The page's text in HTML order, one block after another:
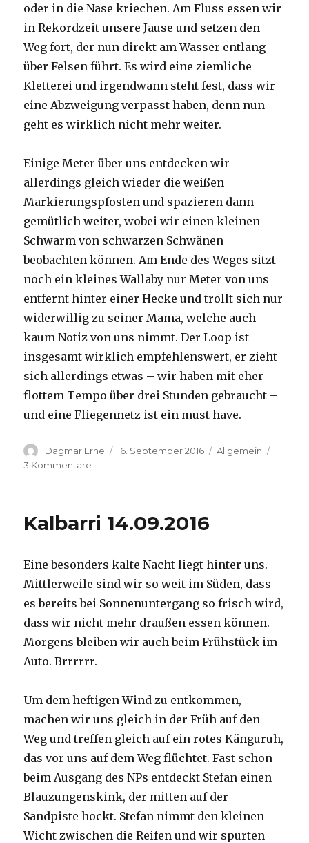
oder in die Nase kriechen. Am Fluss essen wir
in Rekordzeit unsere Jause und setzen den
Weg fort, der nun direkt am Wasser entlang
über Felsen führt. Es wird eine ziemliche
Kletterei und irgendwann steht fest, dass wir
eine Abzweigung verpasst haben, denn nun
geht es wirklich nicht mehr weiter.
Einige Meter über uns entdecken wir
allerdings gleich wieder die weißen
Markierungspfosten und spazieren dann
gemütlich weiter, wobei wir einen kleinen
Schwarm von schwarzen Schwänen
beobachten können. Am Ende des Weges sitzt
noch ein kleines Wallaby nur Meter von uns
entfernt hinter einer Hecke und trollt sich nur
widerwillig zu seiner Mama, welche auch
kaum Notiz von uns nimmt. Der Loop ist
insgesamt wirklich empfehlenswert, er zieht
sich allerdings etwas – wir haben mit eher
flottem Tempo über drei Stunden gebraucht –
und eine Fliegennetz ist ein must have.
Autor
Dagmar Erne
Veröffentlicht
16. September 2016 Kategorien
Allgemein
3 Kommentare
Kalbarri 14.09.2016
Eine besonders kalte Nacht liegt hinter uns.
Mittlerweile sind wir so weit im Süden, dass
es bereits bei Sonnenuntergang so frisch wird,
dass wir nicht mehr draußen essen können.
Morgens bleiben wir auch beim Frühstück im
Auto. Brrrrrr.
Um dem heftigen Wind zu entkommen,
machen wir uns gleich in der Früh auf den
Weg und treffen gleich auf ein rotes Känguruh,
das vor uns auf dem Weg flüchtet. Fast schon
beim Ausgang des NPs entdeckt Stefan einen
Blauzungenskink, der mitten auf der
Sandpiste hockt. Stefan nimmt den kleinen
Wicht zwischen die Reifen und wir spurten